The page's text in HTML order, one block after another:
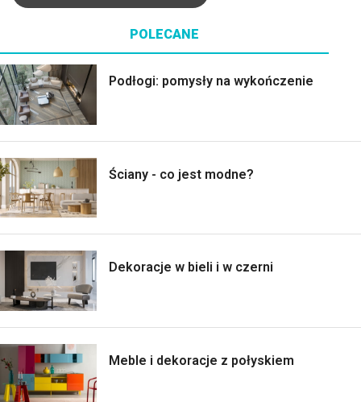
POLECANE
Podłogi: pomysły na wykończenie
Ściany - co jest modne?
Dekoracje w bieli i w czerni
Meble i dekoracje z połyskiem